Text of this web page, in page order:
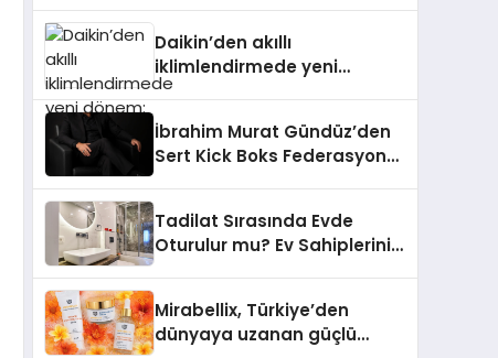
Daikin’den akıllı
iklimlendirmede yeni
dönem: Madoka Plus
İbrahim Murat Gündüz’den
Sert Kick Boks Federasyonu
Tadilat Sırasında Evde
Oturulur mu? Ev Sahiplerinin
Mirabellix, Türkiye’den
dünyaya uzanan güçlü